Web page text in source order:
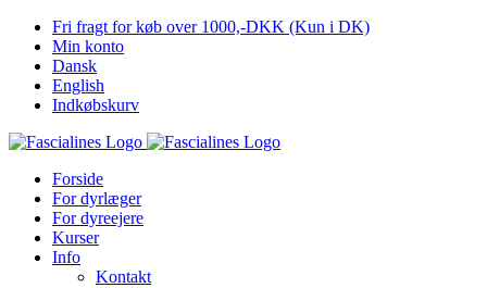
Skip
content
Fri fragt for køb over 1000,-DKK (Kun i DK)
Min konto
Dansk
English
Indkøbskurv
Forside
For dyrlæger
For dyreejere
Kurser
Info
Kontakt